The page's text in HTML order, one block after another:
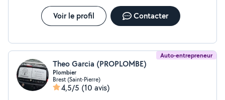
Voir le profil Contacter
Auto-entrepreneur
Theo Garcia (PROPLOMBE)
Plombier
Brest (Saint-Pierre)
4,5/5 (10 avis)